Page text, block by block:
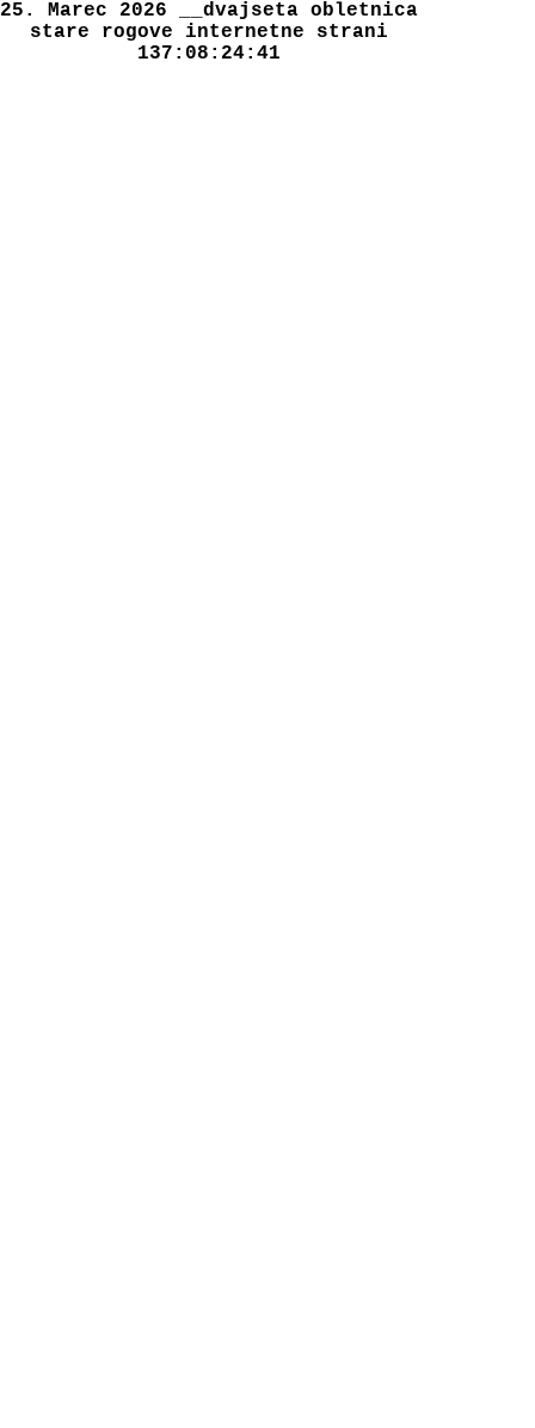
25. Marec 2026 __dvajseta obletnica
stare rogove internetne strani
137 : 08 : 24: 42